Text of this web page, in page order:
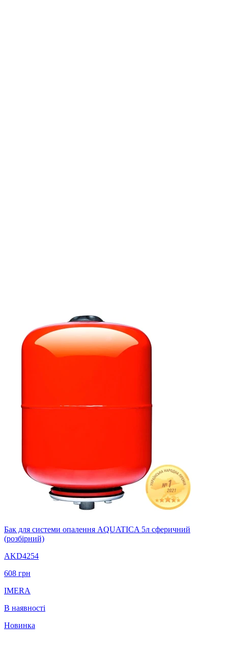
Бак для системи опалення AQUATICA 5л сферичний
(розбірний)
AKD4254
608 грн
IMERA
В наявності
Новинка